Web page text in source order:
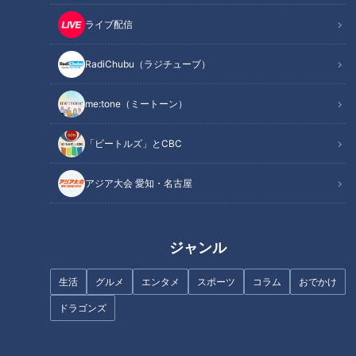
ライブ配信
RadiChubu（ラジチューブ）
me:tone（ミートーン）
「ビートルズ」とCBC
アジア大会 愛知・名古屋
ジャンル
生活 グルメ エンタメ スポーツ コラム おでかけ
ドラゴンズ
この記事を見たあなたへのおすすめ
名古屋No.1人気グルメ「ひつま
ぶし」はなぜ生まれた？発祥の
店が150年続く秘伝のタレの逸
話をテレビ初公開！？
フランス人は菓子店「シャトレ
ーゼ」の店名に顔を赤らめる？
生放送！デララバ大相撲！力士
が好きな名古屋めし２時間ＳＰ
ガンバレルーヤが早春の三重・